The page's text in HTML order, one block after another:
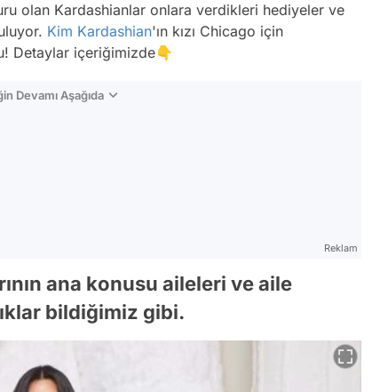
olan Kardashianlar onlara verdikleri hediyeler ve
Kim Kardashian'ın kızı Chicago için
Detaylar içeriğimizde👇
Devamı Aşağıda
Reklam
ana konusu aileleri ve aile
bildiğimiz gibi.